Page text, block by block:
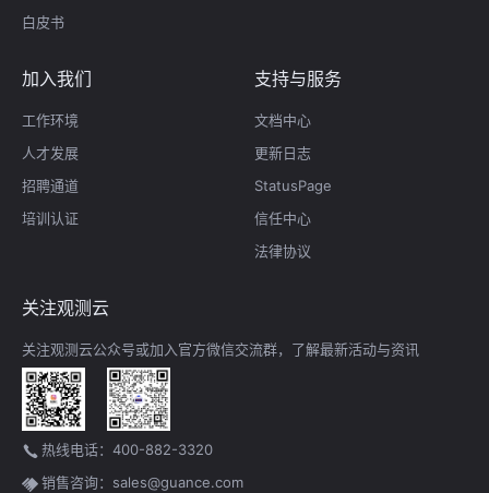
白皮书
加入我们
工作环境
人才发展
招聘通道
培训认证
支持与服务
文档中心
更新日志
StatusPage
信任中心
法律协议
关注观测云
关注观测云公众号或加入官方微信交流群，了解最新活动与资讯
热线电话：400-882-3320
销售咨询：sales@guance.com